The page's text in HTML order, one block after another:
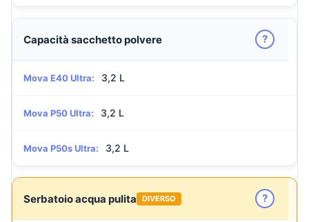
Capacità sacchetto polvere ?
Mova E40 Ultra: 3,2 L
Mova P50 Ultra: 3,2 L
Mova P50s Ultra: 3,2 L
Serbatoio acqua pulita DIVERSO ?